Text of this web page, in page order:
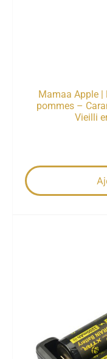
Mamaa Apple |
pommes –
Vieilli